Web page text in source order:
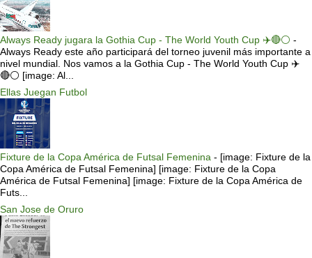
Always Ready jugara la Gothia Cup - The World Youth Cup ✈️🔴⚪️ -
Always Ready este año participará del torneo juvenil más importante a
nivel mundial. Nos vamos a la Gothia Cup - The World Youth Cup ✈️
🔴⚪️ [image: Al...
Ellas Juegan Futbol
Fixture de la Copa América de Futsal Femenina - [image: Fixture de la
Copa América de Futsal Femenina] [image: Fixture de la Copa
América de Futsal Femenina] [image: Fixture de la Copa América de
Futs...
San Jose de Oruro